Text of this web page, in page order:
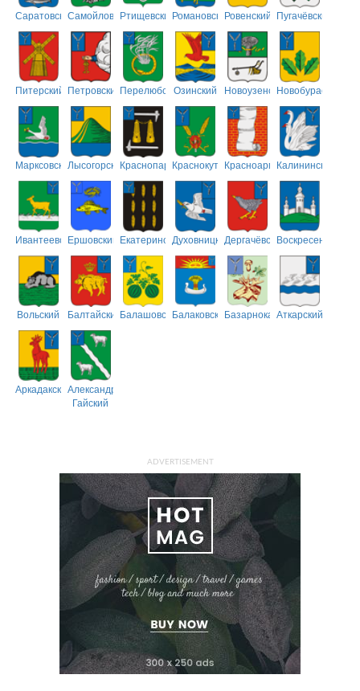
СаратовскийСамойловскийРтищевскийРомановскийРовенский Пугачёвский
Питерский ПетровскийПерелюбскийОзинский НовоузенскийНовобурасский
МарксовскийЛысогорскийКраснопартизанский
КраснокутскийКрасноармейский
Калининский
ИвантеевскийЕршовский ЕкатериновскийДуховницкийДергачёвскийВоскресенский
Вольский БалтайскийБалашовскийБалаковскийБазарнокарабулакский
Аткарский
АркадакскийАлександрово-
Гайский
ADVERTISEMENT